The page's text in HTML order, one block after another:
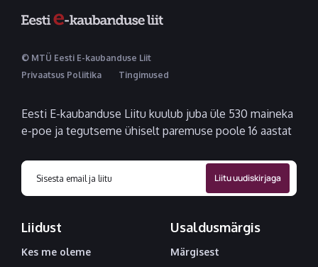
© MTÜ Eesti E-kaubanduse Liit
Privaatsus Poliitika
Tingimused
Eesti E-kaubanduse Liitu kuulub juba üle 530 maineka
e-poe ja tegutseme ühiselt paremuse poole 16 aastat
Liidust
Kes me oleme
Usaldusmärgis
Märgisest